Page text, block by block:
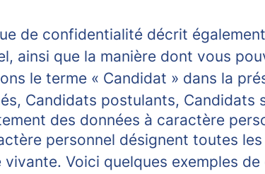
de confidentialité décrit
ainsi que la manière dont vous
le terme « Candidat » dans la
Candidats postulants,
des données à caractère
personnel désignent toutes
Voici quelques exemples